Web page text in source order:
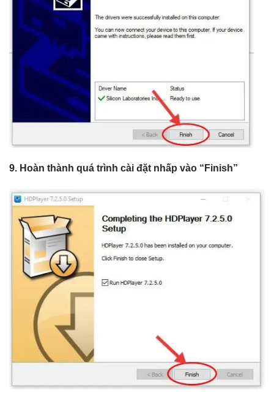
9. Hoàn thành quá trình cài đặt nhấp vào “Finish”